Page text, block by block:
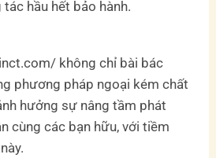
hầu hết bảo hành.
không chỉ bài bác
phương pháp ngoại kém chất
hưởng sự nâng tầm phát
cùng các bạn hữu, với tiềm